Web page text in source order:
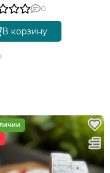
0
В корзину